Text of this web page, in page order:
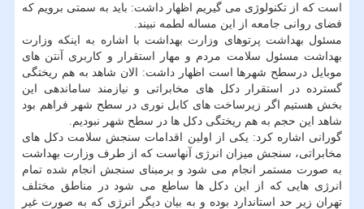
است كه از تكنولوژی می گیریم اظهار داشت: باید به سمتی برویم كه
فضای روانی جامعه از این مساله لطمه نبیند.
مسئول بهداشت پرتوهای وزارت بهداشت با اشاره به اینكه وزارت
بهداشت مسئول سلامت مردم و مهار استقرار و كاربری آنتن های
موبایل درسطح شهرها است اظهار داشت: الان شاهد به هم ریختگی
گسترده در استقرار دكل های مخابراتی و نیازمند ساماندهی این
بخش هستیم اگر زیرساخت های كابل نوری در سطح شهر فراهم بود
شاهد این حجم به هم ریختگی دكل ها در سطح شهر نبودیم.
گورانی اشاره كرد: یكی از اولین اقدامات سنجش سلامت دكل های
مخابراتی، سنجش میزان انرژی آنهاست كه از طرف وزارت بهداشت
به صورت مستمر انجام می شود و برمبنای سنجش انجام شده تمام
انرژی هایی كه از این دكل ها ساطع می شود در مناطق مختلف
تهران زیر حد استاندارد بوده و به بیان دیگر انرژی كه به صورت غیر